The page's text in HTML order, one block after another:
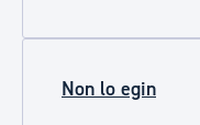
Non lo egin